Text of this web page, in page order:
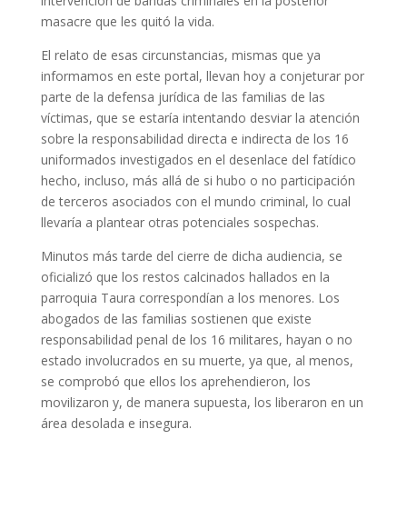
masacre que les quitó la vida.
El relato de esas circunstancias, mismas que ya
informamos en este portal, llevan hoy a conjeturar por
parte de la defensa jurídica de las familias de las
víctimas, que se estaría intentando desviar la atención
sobre la responsabilidad directa e indirecta de los 16
uniformados investigados en el desenlace del fatídico
hecho, incluso, más allá de si hubo o no participación
de terceros asociados con el mundo criminal, lo cual
llevaría a plantear otras potenciales sospechas.
Minutos más tarde del cierre de dicha audiencia, se
oficializó que los restos calcinados hallados en la
parroquia Taura correspondían a los menores. Los
abogados de las familias sostienen que existe
responsabilidad penal de los 16 militares, hayan o no
estado involucrados en su muerte, ya que, al menos,
se comprobó que ellos los aprehendieron, los
movilizaron y, de manera supuesta, los liberaron en un
área desolada e insegura.